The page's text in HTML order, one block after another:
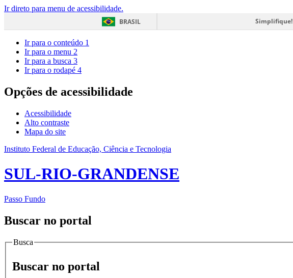
Ir direto para menu de acessibilidade.
BRASIL
Simplifique!
Ir para o conteúdo 1
Ir para o menu 2
Ir para a busca 3
Ir para o rodapé 4
Opções de acessibilidade
Acessibilidade
Alto contraste
Mapa do site
Instituto Federal de Educação, Ciência e Tecnologia
SUL-RIO-GRANDENSE
Passo Fundo
Buscar no portal
Busca
Buscar no portal